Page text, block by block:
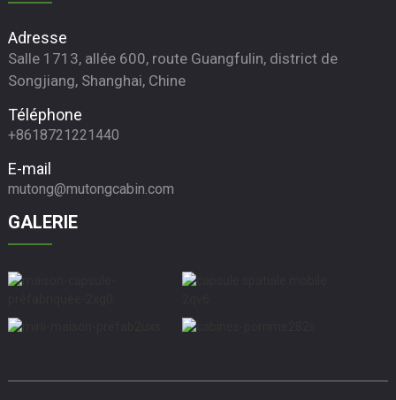
Adresse
Salle 1713, allée 600, route Guangfulin, district de
Songjiang, Shanghai, Chine
Téléphone
+8618721221440
E-mail
mutong@mutongcabin.com
GALERIE